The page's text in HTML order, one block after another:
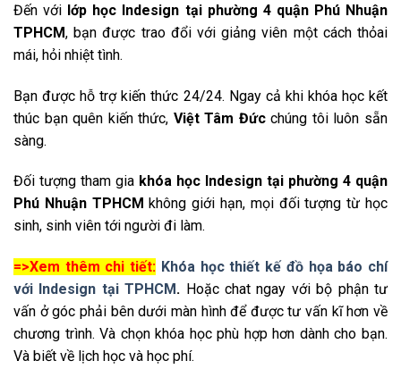
Đến với lớp học Indesign tại phường 4 quận Phú Nhuận
TPHCM, bạn được trao đổi với giảng viên một cách thỏai
mái, hỏi nhiệt tình.
Bạn được hỗ trợ kiến thức 24/24. Ngay cả khi khóa học kết
thúc bạn quên kiến thức, Việt Tâm Đứcchúng tôi luôn sẵn
sàng.
Đối tượng tham gia khóa học Indesign tại phường 4 quận
Phú Nhuận TPHCM không giới hạn, mọi đối tượng từ học
sinh, sinh viên tới người đi làm.
=>Xem thêm chi tiết: Khóa học thiết kế đồ họa báo chí
với Indesign tại TPHCM. Hoặc chat ngay với bộ phận tư
vấn ở góc phải bên dưới màn hình để được tư vấn kĩ hơn về
chương trình. Và chọn khóa học phù hợp hơn dành cho bạn.
Và biết về lịch học và học phí.